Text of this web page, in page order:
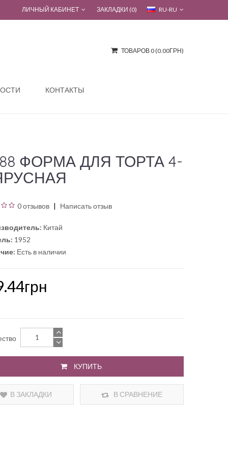
RU-RU
ЛИЧНЫЙ КАБИНЕТ ЗАКЛАДКИ (0)
ТОВАРОВ 0 (0.00ГРН)
КОНТАКТЫ
ФОРМА ДЛЯ ТОРТА 4-
0 отзывов Написать отзыв
Китай
1952
Есть в наличии
КУПИТЬ
В ЗАКЛАДКИ В СРАВНЕНИЕ